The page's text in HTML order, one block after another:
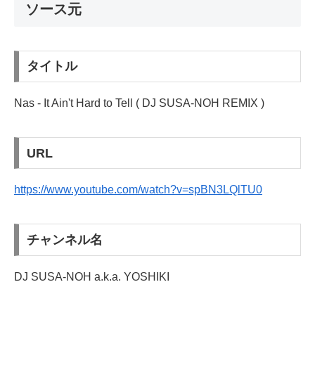
ソース元
タイトル
Nas - It Ain't Hard to Tell ( DJ SUSA-NOH REMIX )
URL
https://www.youtube.com/watch?v=spBN3LQlTU0
チャンネル名
DJ SUSA-NOH a.k.a. YOSHIKI